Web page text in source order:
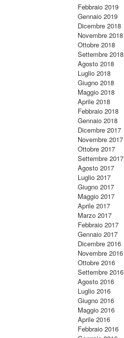
Febbraio 2019
Gennaio 2019
Dicembre 2018
Novembre 2018
Ottobre 2018
Settembre 2018
Agosto 2018
Luglio 2018
Giugno 2018
Maggio 2018
Aprile 2018
Febbraio 2018
Gennaio 2018
Dicembre 2017
Novembre 2017
Ottobre 2017
Settembre 2017
Agosto 2017
Luglio 2017
Giugno 2017
Maggio 2017
Aprile 2017
Marzo 2017
Febbraio 2017
Gennaio 2017
Dicembre 2016
Novembre 2016
Ottobre 2016
Settembre 2016
Agosto 2016
Luglio 2016
Giugno 2016
Maggio 2016
Aprile 2016
Febbraio 2016